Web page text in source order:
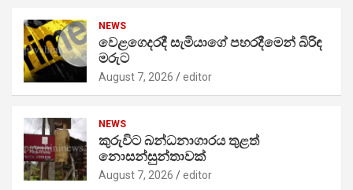
NEWS
වෙළගෙදරදී සැමියාගේ පහරදීමෙන් බිරිඳ
මරුට
August 7, 2026 editor
NEWS
කුරුවිට බන්ධනාගාරය තුළත්
නොසන්සුන්තාවක්
August 7, 2026 editor